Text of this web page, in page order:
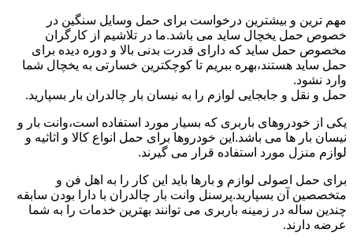
مهم ترین و بیشترین درخواست برای حمل وسایل سنگین در
خصوص حمل یخچال ساید می باشد.ما در تلاشیم از کارگران
مخصوص حمل ساید که دارای قدرت بدنی بالا و دوره دیده برای
حمل ساید هستند،بهره ببریم تا کوچکترین خسارتی به یخچال شما
وارد نشود.
حمل و نقل و جابجایی لوازم را به نیسان بار چالدران بار بسپارید.
یکی از خودروهای باربری که بسیار مورد استفاده است،وانت بار و
نیسان بار ها می باشد.این خودروها برای حمل انواع کالا و اثاثیه و
لوازم منزل مورد استفاده قرار می گیرند.
برای حمل اصولی لوازم و بارها باید این کار را به اهل فن و
متخصصین آن بسپارید.پرسنل وانت بار چالدران با دارا بودن سابقه
چندین ساله در زمینه باربری می توانند بهترین خدمات را به شما
عرضه دارند.